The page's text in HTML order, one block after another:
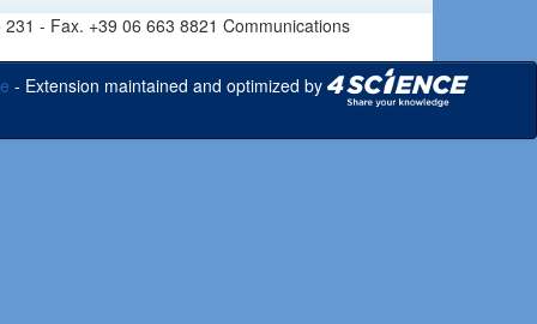
- Fax. +39 06 663 8821 Communications
- Extension maintained and optimized by